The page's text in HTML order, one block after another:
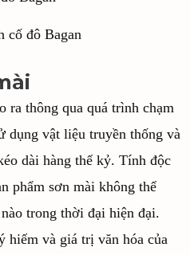
cố đô Bagan
ra thông qua quá trình chạm
dụng vật liệu truyền thống và
dài hàng thế kỷ. Tính độc
phẩm sơn mài không thể
trong thời đại hiện đại.
hiếm và giá trị văn hóa của